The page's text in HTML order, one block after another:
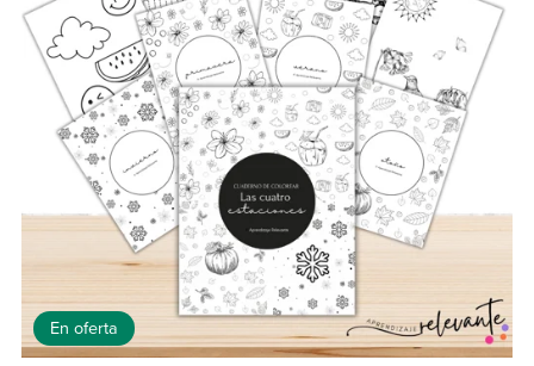
En oferta